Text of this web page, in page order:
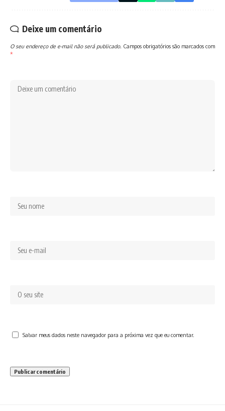
Deixe um comentário
O seu endereço de e-mail não será publicado. Campos obrigatórios são marcados com
*
Salvar meus dados neste navegador para a próxima vez que eu comentar.